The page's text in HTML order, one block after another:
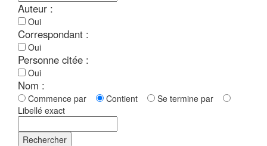
Auteur :
Oui
Correspondant :
Oui
Personne citée :
Oui
Nom :
Commence par Contient
Se termine par
Libellé exact
Rechercher